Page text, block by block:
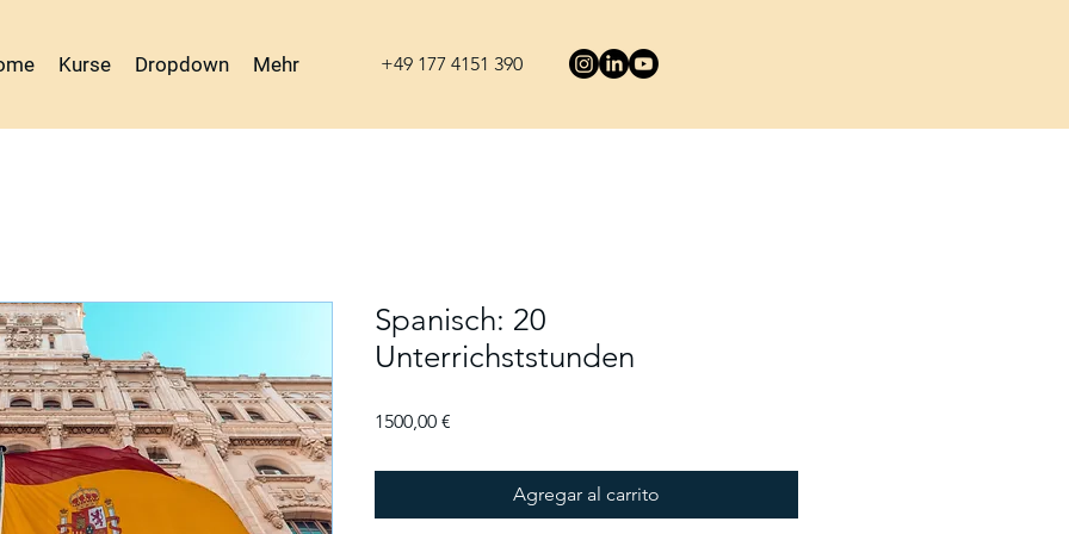
Kurse Dropdown Mehr +49 177 4151 390
Spanisch: 20
Unterrichststunden
1500,00 €
Agregar al carrito